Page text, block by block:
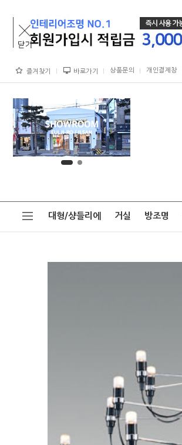
즐겨찾기 바로가기 상품문의 개인결제창
대형/샹들리에 거실 방조명